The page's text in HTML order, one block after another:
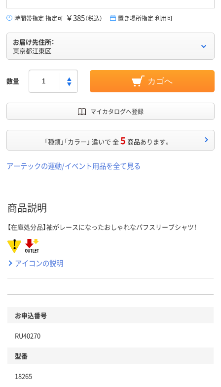
時間帯指定 指定可 ￥385（税込） 置き場所指定 利用可
お届け先住所：
東京都江東区
数量 カゴへ
マイカタログへ登録
「種類」「カラー」 違いで 全5 商品あります。
アーテックの運動/イベント用品を全て見る
商品説明
【在庫処分品】袖がレースになったおしゃれなパフスリーブシャツ！
アイコンの説明
お申込番号
RU40270
型番
18265